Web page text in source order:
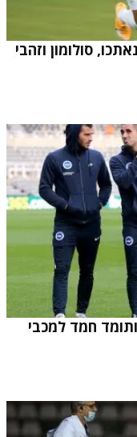
סולומון וזהבי
חמד למכבי